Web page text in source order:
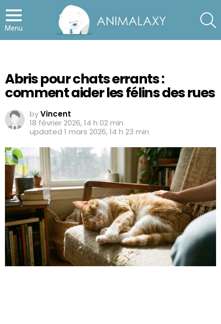
Menu
Abris pour chats errants :
comment aider les félins des rues
byVincent
18 février 2026, 14 h 02 min
updated 1 mars 2026, 14 h 23 min